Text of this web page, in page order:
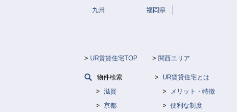
九州 福岡県
UR賃貸住宅TOP 関西エリア
物件検索
滋賀
京都
UR賃貸住宅とは
メリット・特徴
便利な制度